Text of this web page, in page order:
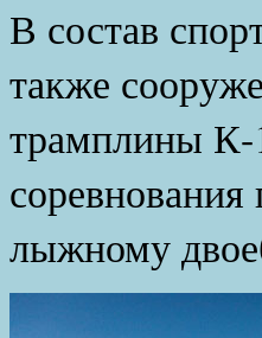
В состав
также
трамплины К-
лыжному